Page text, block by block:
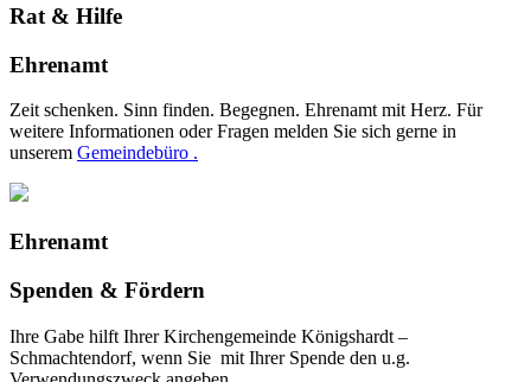
Rat & Hilfe
Ehrenamt
Zeit schenken. Sinn finden. Begegnen. Ehrenamt mit Herz. Für
weitere Informationen oder Fragen melden Sie sich gerne in
unserem Gemeindebüro .
Ehrenamt
Spenden & Fördern
Ihre Gabe hilft Ihrer Kirchengemeinde Königshardt –
Schmachtendorf, wenn Sie mit Ihrer Spende den u.g.